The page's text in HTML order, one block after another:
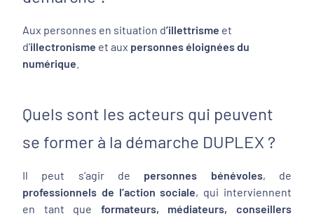
Aux personnes en situation d’illettrisme et
d'illectronisme et aux personnes éloignées du
numérique
Quels sont les acteurs qui peuvent
se former à la démarche DUPLEX ?
Il peut s’agir de personnes bénévoles, de
professionnels de l’action sociale, qui interviennent
en tant que formateurs, médiateurs, conseillers